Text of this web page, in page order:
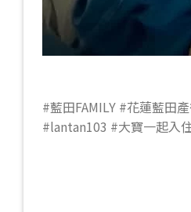
#藍田FAMILY #花蓮藍田
#lantan103 #大寶一起入